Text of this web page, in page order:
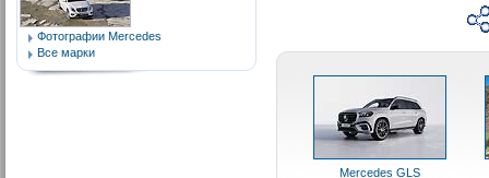
Фотографии Mercedes
Все марки
Mercedes GLS